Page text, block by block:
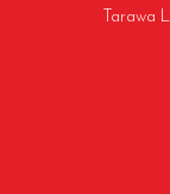
Tarawa